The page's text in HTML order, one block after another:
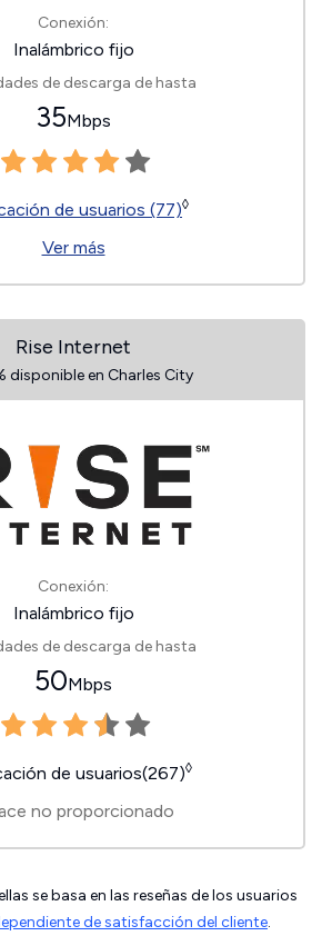
Conexión:
Inalámbrico fijo
de descarga de hasta
35Mbps
de usuarios (77)◊
Ver más
Rise Internet
disponible en Charles City
Conexión:
Inalámbrico fijo
de descarga de hasta
50Mbps
de usuarios(267)◊
no proporcionado
se basa en las reseñas de los usuarios
de satisfacción del cliente.